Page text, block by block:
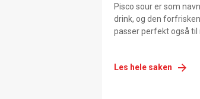
Pisco sour er som
drink, og den
passer perfekt også til
Les hele saken